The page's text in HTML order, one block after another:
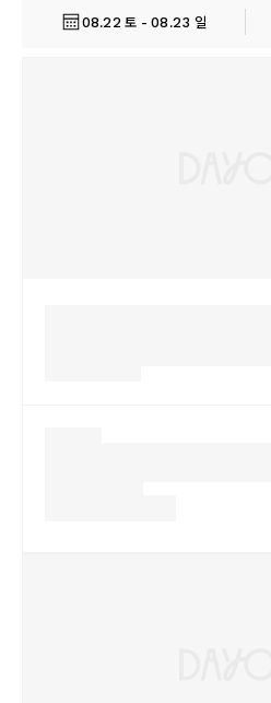
08.22 토 - 08.23 일